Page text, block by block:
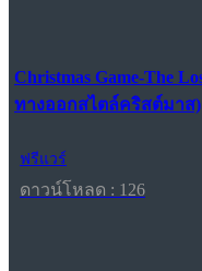
Christmas Game-The
ทางออกสไตล์คริสต์มาส)
ฟรีแวร์
ดาวน์โหลด : 126